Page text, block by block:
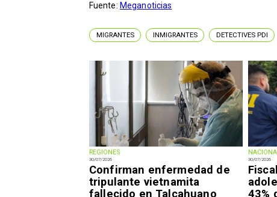
REGIONES
30/07/2026
Confirman enfermedad de
tripulante vietnamita
fallecido en Talcahuano
30/07/2026
43%
Fuente: Meganoticias
MIGRANTES INMIGRANTES DETECTIVES PDI